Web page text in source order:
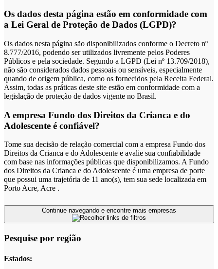
Os dados desta página estão em conformidade com
a Lei Geral de Proteção de Dados (LGPD)?
Os dados nesta página são disponibilizados conforme o Decreto nº
8.777/2016, podendo ser utilizados livremente pelos Poderes
Públicos e pela sociedade. Segundo a LGPD (Lei nº 13.709/2018),
não são considerados dados pessoais ou sensíveis, especialmente
quando de origem pública, como os fornecidos pela Receita Federal.
Assim, todas as práticas deste site estão em conformidade com a
legislação de proteção de dados vigente no Brasil.
A empresa Fundo dos Direitos da Crianca e do
Adolescente é confiável?
Tome sua decisão de relação comercial com a empresa Fundo dos
Direitos da Crianca e do Adolescente e avalie sua confiabilidade
com base nas informações públicas que disponibilizamos. A Fundo
dos Direitos da Crianca e do Adolescente é uma empresa de porte
que possui uma trajetória de 11 ano(s), tem sua sede localizada em
Porto Acre, Acre .
Pesquise por região
Estados: